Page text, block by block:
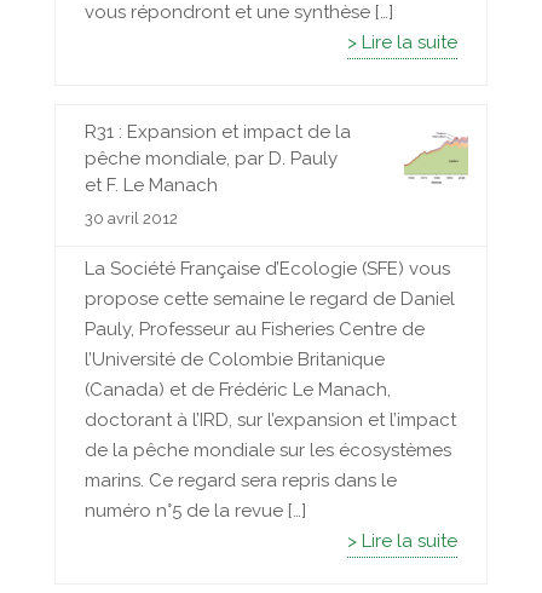
vous répondront et une synthèse […]
> Lire la suite
R31 : Expansion et impact de la
pêche mondiale, par D. Pauly
et F. Le Manach
30 avril 2012
La Société Française d’Ecologie (SFE) vous
propose cette semaine le regard de Daniel
Pauly, Professeur au Fisheries Centre de
l’Université de Colombie Britanique
(Canada) et de Frédéric Le Manach,
doctorant à l’IRD, sur l’expansion et l’impact
de la pêche mondiale sur les écosystèmes
marins. Ce regard sera repris dans le
numéro n°5 de la revue […]
> Lire la suite